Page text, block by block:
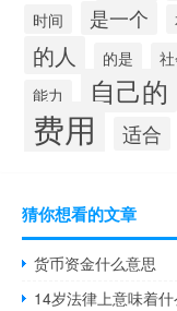
时间
是一个
的人 的是
能力 自己的
费用 适合
猜你想看的文章
货币资金什么意思
14岁法律上意味着什